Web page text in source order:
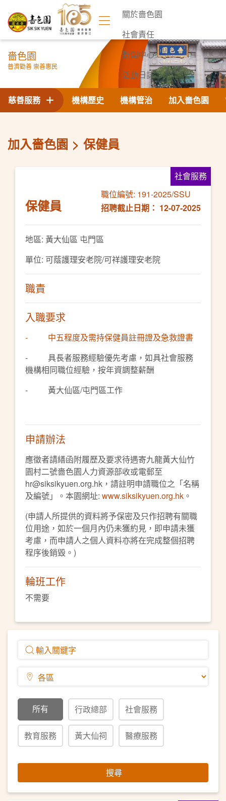
關於嗇色園
社會責任
新聞中心
活動日誌
聯絡我們
嗇色園
普濟勸善 崇善惠民
機構歷史 機構管治 加入嗇色園
慈善服務
加入嗇色園 保健員
所有 行政總部 社會服務
教育服務 黃大仙祠 醫療服務
搜尋
社會服務
保健員
職位編號: 191-2025/SSU
招聘截止日期： 12-07-2025
地區: 黃大仙區 屯門區
單位: 可蔭護理安老院/可祥護理安老院
職責
入職要求
- 中五程度及需持保健員註冊證及急救證書
- 具長者服務經驗優先考慮，如具社會服務
機構相同職位經驗，按年資調整薪酬
- 黃大仙區/屯門區工作
申請辦法
應徵者請繕函附履歷及要求待遇寄九龍黃大仙竹
園村二號嗇色園人力資源部收或電郵至
hr@siksikyuen.org.hk，請註明申請職位之「名稱
及編號」。本園網址: www.siksikyuen.org.hk 。
(申請人所提供的資料將予保密及只作招聘有關職
位用途，如於一個月內仍未獲約見，即申請未獲
考慮，而申請人之個人資料亦將在完成整個招聘
程序後銷毀。)
輪班工作
不需要